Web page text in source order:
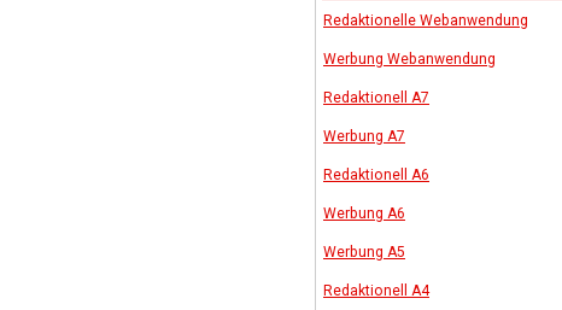
Redaktionelle Webanwendung
Werbung Webanwendung
Redaktionell A7
Werbung A7
Redaktionell A6
Werbung A6
Werbung A5
Redaktionell A4